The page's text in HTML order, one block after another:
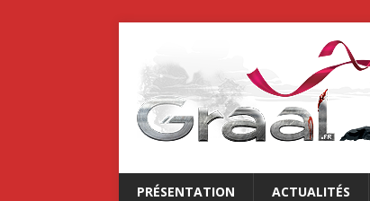
PRÉSENTATION ACTUALITÉS